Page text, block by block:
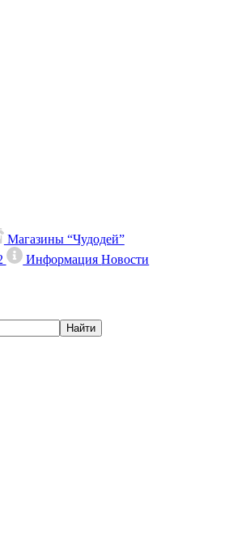
Магазины “Чудодей”
ИнформацияНовости
Найти